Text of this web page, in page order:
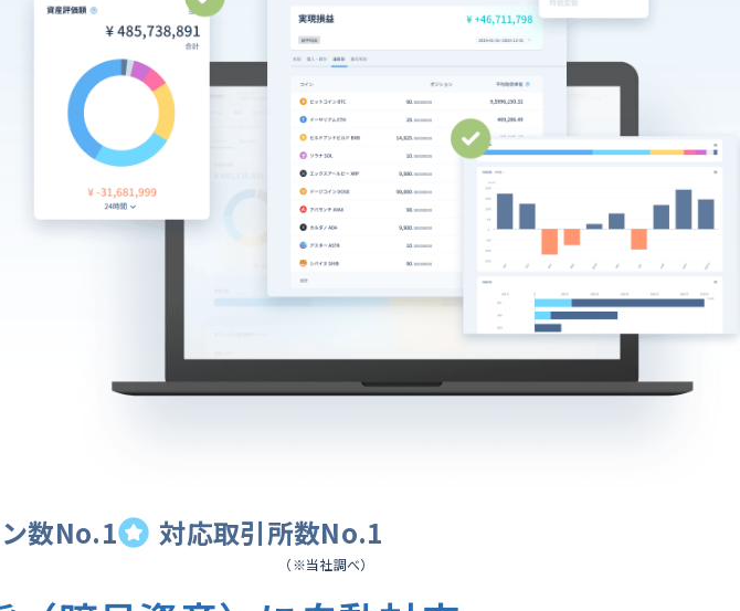
数No.1 対応取引所数No.1
（※当社調べ）